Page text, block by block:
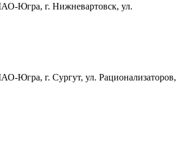
Югра, г. Нижневартовск, ул.
Югра, г. Сургут, ул. Рационализаторов,